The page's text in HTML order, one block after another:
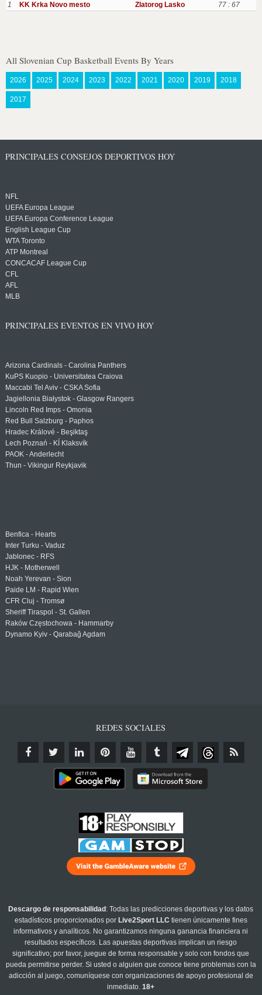
1
KK Krka Novo mesto Zlatorog Lasko 77 : 67
All Slovenian Cup Basketball Events By Years
2026 2025 2024 2023 2022 2021 2020 2019 2018
2017
PRINCIPALES CONSEJOS DEPORTIVOS HOY
NFL
UEFA Europa League
UEFA Europa Conference League
English League Cup
WTA Toronto
ATP Montreal
CONCACAF League Cup
CFL
AFL
MLB
PRINCIPALES EVENTOS EN VIVO HOY
Arizona Cardinals - Carolina Panthers
KuPS Kuopio - Universitatea Craiova
Maccabi Tel Aviv - CSKA Sofia
Jagiellonia Białystok - Glasgow Rangers
Lincoln Red Imps - Omonia
Red Bull Salzburg - Paphos
Hradec Králové - Beşiktaş
Lech Poznań - KÍ Klaksvík
PAOK - Anderlecht
Thun - Vikingur Reykjavik
Benfica - Hearts
Inter Turku - Vaduz
Jablonec - RFS
HJK - Motherwell
Noah Yerevan - Sion
Paide LM - Rapid Wien
CFR Cluj - Tromsø
Sheriff Tiraspol - St. Gallen
Raków Częstochowa - Hammarby
Dynamo Kyiv - Qarabağ Agdam
REDES SOCIALES
Descargo de responsabilidad : Todas las predicciones deportivas y los datos
estadísticos proporcionados por Live2Sport LLC tienen únicamente fines
informativos y analíticos. No garantizamos ninguna ganancia financiera ni
resultados específicos. Las apuestas deportivas implican un riesgo
significativo; por favor, juegue de forma responsable y solo con fondos que
pueda permitirse perder. Si usted o alguien que conoce tiene problemas con la
adicción al juego, comuníquese con organizaciones de apoyo profesional de
inmediato.18+